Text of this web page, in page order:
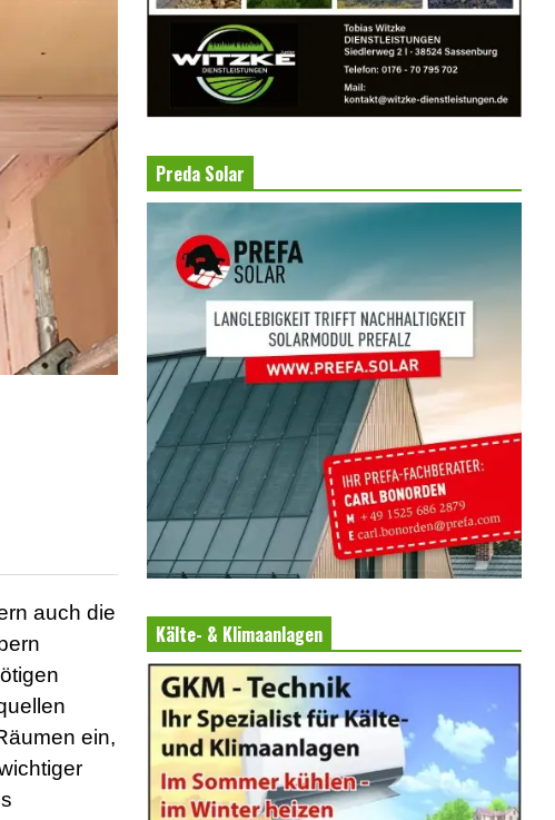
auch die
ein,
Preda Solar
Kälte- & Klimaanlagen